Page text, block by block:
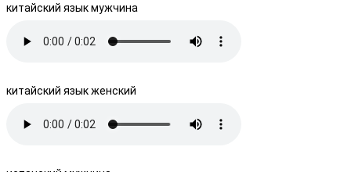
китайский язык мужчина
китайский язык женский